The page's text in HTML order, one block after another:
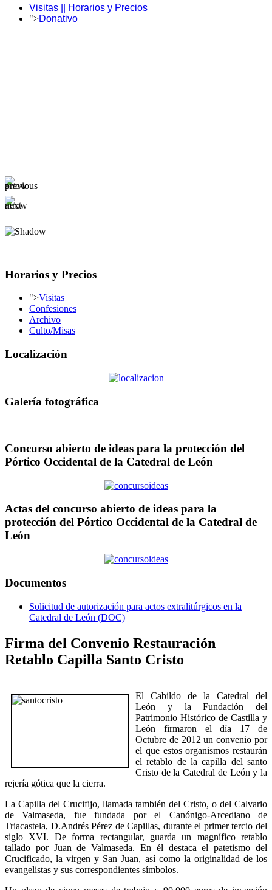
Visitas || Horarios y Precios
">Donativo
Horarios y Precios
">Visitas
Confesiones
Archivo
Culto/Misas
Localización
Galería fotográfica
Concurso abierto de ideas para la protección del
Pórtico Occidental de la Catedral de León
Actas del concurso abierto de ideas para la
protección del Pórtico Occidental de la Catedral de
León
Documentos
Solicitud de autorización para actos extralitúrgicos en la
Catedral de León (DOC)
Firma del Convenio Restauración
Retablo Capilla Santo Cristo
El Cabildo de la Catedral del
León y la Fundación del
Patrimonio Histórico de Castilla y
León firmaron el día 17 de
Octubre de 2012 un convenio por
el que estos organismos restaurán
el retablo de la capilla del santo
Cristo de la Catedral de León y la
rejería gótica que la cierra.
La Capilla del Crucifijo, llamada también del Cristo, o del Calvario
de Valmaseda, fue fundada por el Canónigo-Arcediano de
Triacastela, D.Andrés Pérez de Capillas, durante el primer tercio del
siglo XVI. De forma rectangular, guarda un magnífico retablo
tallado por Juan de Valmaseda. En él destaca el patetismo del
Crucificado, la virgen y San Juan, así como la originalidad de los
evangelistas y sus correspondientes símbolos.